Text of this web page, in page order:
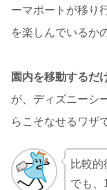
ーマポートが移り
を楽しんでいるか
園内を移動するだ
が、ディズニーシ
らこそなせるワザ
比較的
でも、